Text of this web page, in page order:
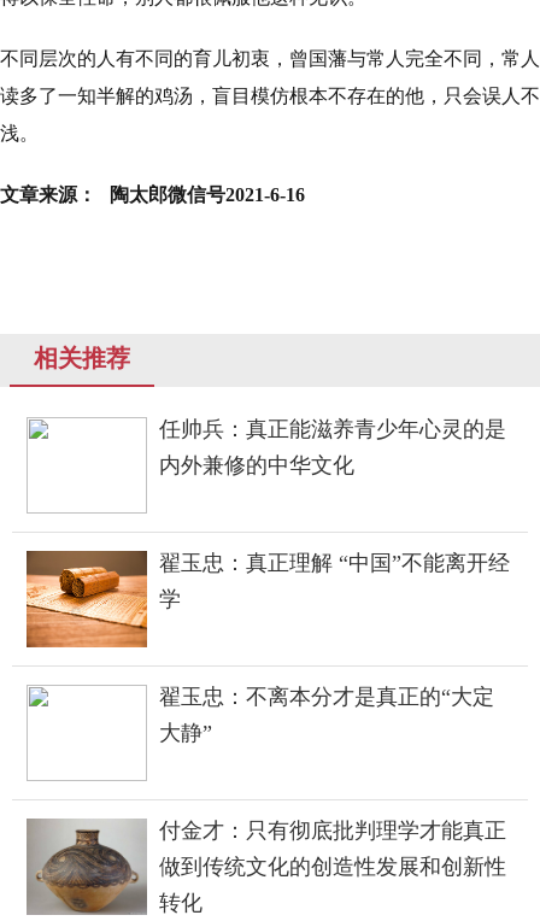
不同层次的人有不同的育儿初衷，曾国藩与常人完全不同，常人
读多了一知半解的鸡汤，盲目模仿根本不存在的他，只会误人不
浅。
文章来源： 陶太郎微信号2021-6-16
相关推荐
任帅兵：真正能滋养青少年心灵的是
内外兼修的中华文化
翟玉忠：真正理解 “中国”不能离开经
学
翟玉忠：不离本分才是真正的“大定
大静”
付金才：只有彻底批判理学才能真正
做到传统文化的创造性发展和创新性
转化